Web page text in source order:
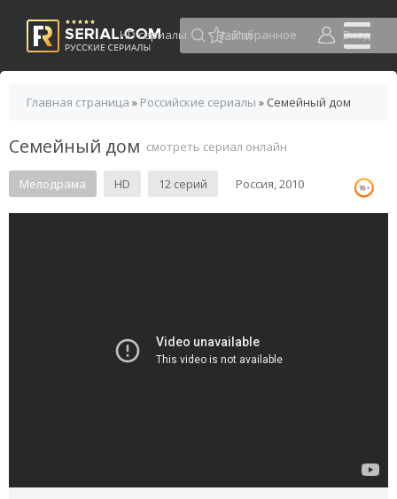
HD сериалы Избранное Вход
Главная страница » Российские сериалы » Семейный дом
Семейный дом смотреть сериал онлайн
Мелодрама HD 12 серий Россия, 2010